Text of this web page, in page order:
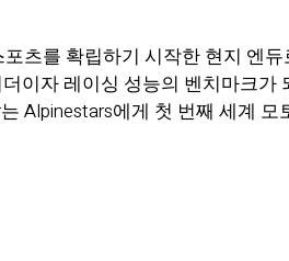
츠를 확립하기 시작한 현지 엔
이자 레이싱 성능의 벤치마크가
Alpinestars에게 첫 번째 세계 모